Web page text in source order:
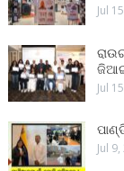
Jul
Jul
Jul